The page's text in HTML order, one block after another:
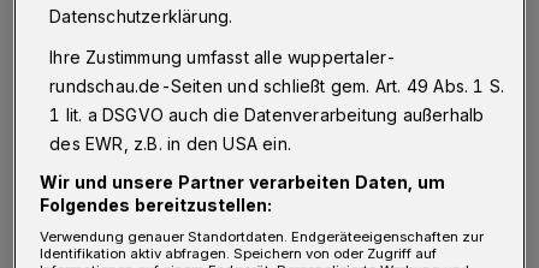
Foto: Der Grüne Zoo Wuppertal
Z
ur Tagesordnung gehörte neben einer
Satzungsänderung, die mögliche
künftige Online-Versammlungen rechtssicher
Datenschutzerklärung.
Ihre Zustimmung umfasst alle wuppertaler-
rundschau.de-Seiten und schließt gem. Art. 49 Abs. 1 S.
1 lit. a DSGVO auch die Datenverarbeitung außerhalb
des EWR, z.B. in den USA ein.
Wir und unsere Partner verarbeiten Daten, um
Folgendes bereitzustellen:
Verwendung genauer Standortdaten. Endgeräteeigenschaften zur
Identifikation aktiv abfragen. Speichern von oder Zugriff auf